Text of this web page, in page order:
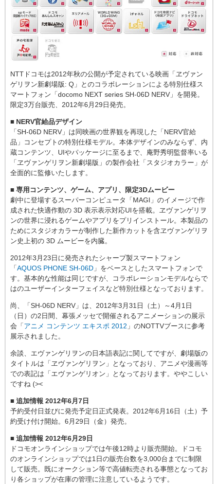
NTTドコモは2012年秋の公開が予定されている映画「ヱヴァン
ゲリヲン新劇場版: Q」とのコラボレーションによる特別仕様ス
マートフォン「docomo NEXT series SH-06D NERV」を開発。
限定3万台販売、2012年6月29日発売。
■ NERV官給品デザイン
「SH-06D NERV」は同映画の世界観を再現した「NERV官給
品」コンセプトの特別仕様モデル。本体デザインのみならず、内
蔵コンテンツ、UIやパッケージに至るまで、庵野秀明監督率いる
「ヱヴァンゲリヲン新劇場版」の製作会社「スタジオカラー」が
全面的に監修いたします。
■ 専用コンテンツ、ゲーム、アプリ、限定3Dムービー
劇中に登場するスーパーコンピュータ「MAGI」のイメージで作
成された快適作動の 3D 表示表示対応UIを搭載。ヱヴァンゲリヲ
ンの世界に浸れるゲームやアプリをプリインストール。本製品の
ためにスタジオカラーが制作した新作カットを含ヱヴァンゲリヲ
ン史上初の 3D ムービーを内臓。
2012年3月23日に発売されたシャープ製スマートフォン
「AQUOS PHONE SH-06D 」をベースとしたスマートフォンで
す。基本的な性能は同じですが、コラボレーションモデルならで
はのユーザーインターフェイスなど特別仕様となっております。
尚、「SH-06D NERV」は、2012年3月31日（土）～4月1日
（日）の2日間、幕張メッセで開催されるアニメーションの展示
会「アニメ コンテンツ エキスポ 2012 」のNOTTVブースに参考
展示されました。
余談、エヴァンゲリヲンの日本語表記に関してですが、劇場版の
タイトルは「ヱヴァンゲリヲン」となっており、アニメや漫画等
での表記は「エヴァンゲリオン」となっております。ややこしい
ですね (><
■ 追加情報 2012年6月7日
予約受付日並びに発売予定日正式発表。2012年6月16日（土）予
約受け付け開始。6月29日（金）発売。
■ 追加情報 2012年6月29日
ドコモオンラインショップでは午後12時より販売開始。ドコモ
のオンラインショップでは1日の販売台数を3,000台までに制限
して販売。既にオークション等で高値転売される事態となってお
り各ショップが在庫の管理に注意しているようです。